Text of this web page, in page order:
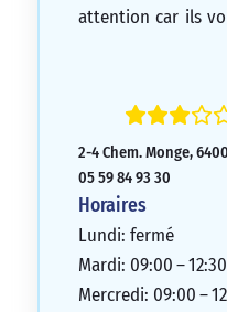
attention car ils
de la somme
banque est une
2-4 Chem. Monge,
05 59 84 93 30
Horaires
Lundi: fermé
Mardi: 09:00 –
Mercredi: 09:00 –